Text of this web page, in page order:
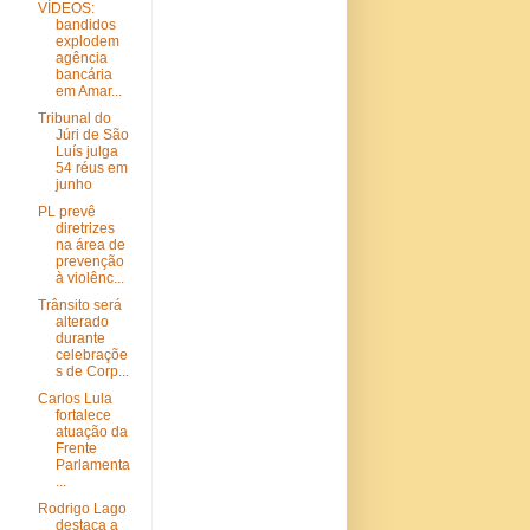
VÍDEOS:
bandidos
explodem
agência
bancária
em Amar...
Tribunal do
Júri de São
Luís julga
54 réus em
junho
PL prevê
diretrizes
na área de
prevenção
à violênc...
Trânsito será
alterado
durante
celebraçõe
s de Corp...
Carlos Lula
fortalece
atuação da
Frente
Parlamenta
...
Rodrigo Lago
destaca a